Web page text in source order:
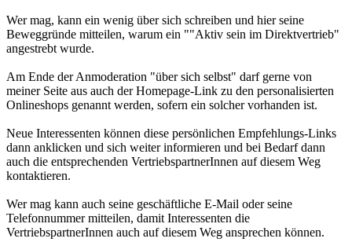
Wer mag, kann ein wenig über sich schreiben und hier seine
Beweggründe mitteilen, warum ein ""Aktiv sein im Direktvertrieb"
angestrebt wurde.
Am Ende der Anmoderation "über sich selbst" darf gerne von
meiner Seite aus auch der Homepage-Link zu den personalisierten
Onlineshops genannt werden, sofern ein solcher vorhanden ist.
Neue Interessenten können diese persönlichen Empfehlungs-Links
dann anklicken und sich weiter informieren und bei Bedarf dann
auch die entsprechenden VertriebspartnerInnen auf diesem Weg
kontaktieren.
Wer mag kann auch seine geschäftliche E-Mail oder seine
Telefonnummer mitteilen, damit Interessenten die
VertriebspartnerInnen auch auf diesem Weg ansprechen können.